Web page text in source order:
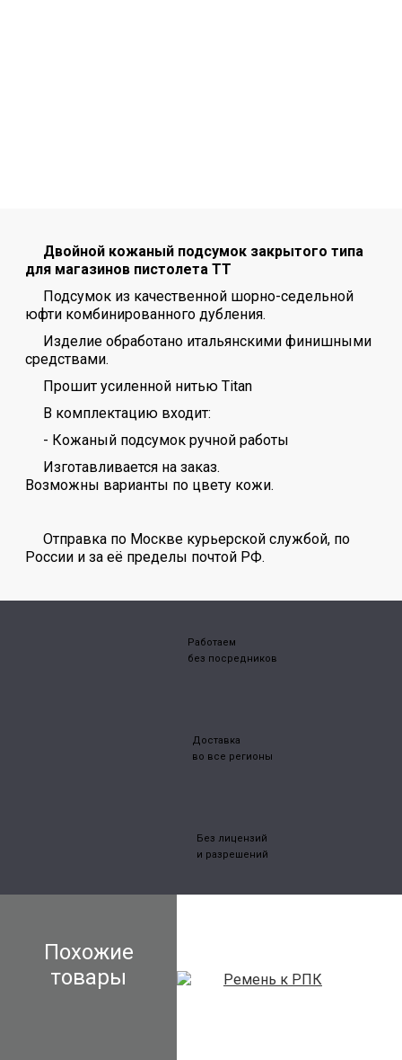
Двойной кожаный подсумок закрытого типа
для магазинов пистолета ТТ
Подсумок из качественной шорно-седельной
юфти комбинированного дубления.
Изделие обработано итальянскими финишными
средствами.
Прошит усиленной нитью Titan
В комплектацию входит:
- Кожаный подсумок ручной работы
Изготавливается на заказ.
Возможны варианты по цвету кожи.
Отправка по Москве курьерской службой, по
России и за её пределы почтой РФ.
Работаем
без посредников
Доставка
во все регионы
Без лицензий
и разрешений
Похожие
товары